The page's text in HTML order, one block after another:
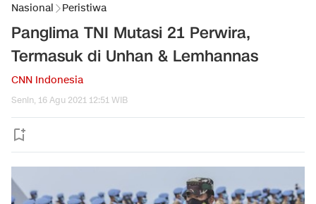
Nasional Peristiwa
Panglima TNI Mutasi 21 Perwira,
Termasuk di Unhan & Lemhannas
CNN Indonesia
Senin, 16 Agu 2021 12:51 WIB